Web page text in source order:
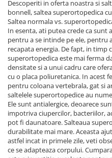
Descoperiti in oferta noastra si
bonnell, saltea superortopedica
Saltea normala vs.
In esenta, ati putea crede ca sunt
pentru a se intinde pe ele, pentru
recapata energia. De fapt, in timp
superortopedica este mai ferma
densitate si a unui cadru care
cu o placa poliuretanica. In acest
pentru coloana vertebrala, gat si
saltelele superortopedice au
Ele sunt antialergice, deoarece
impotriva ciupercilor, bacteriilor,
pot fi daunatoare. Salteaua
durabilitate mai mare. Aceasta
astfel incat in primele zile, veti
ce se adapteaza corpului.